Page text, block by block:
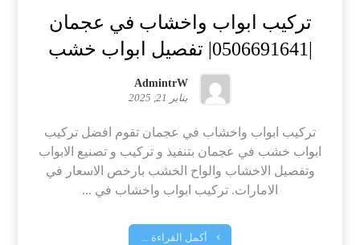
تركيب ابواب واخشاب في عجمان
AdmintrW
يناير 21, 2025
تركيب ابواب واخشاب في عجمان تقوم افضل تركيب
ابواب خشب في عجمان بتنفيذ و تركيب و تصنيع الابواب
وتفصيل الاخشاب والواح الخشب بارخص الاسعار في
الامارات. تركيب ابواب واخشاب في ...
أكمل القراءة ...